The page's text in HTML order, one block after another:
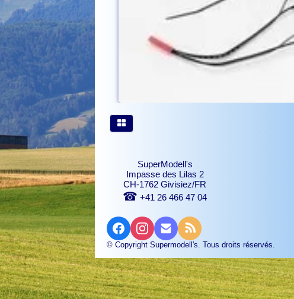
SuperModell's
Impasse des Lilas 2
CH-1762 Givisiez/FR
☎ +41 26 466 47 04
© Copyright Supermodell's. Tous droits réservés.